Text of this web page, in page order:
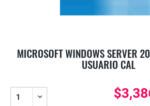
MICROSOFT WINDOWS SERVER
USUARIO CAL